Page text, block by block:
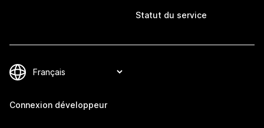
Statut du service
Connexion développeur